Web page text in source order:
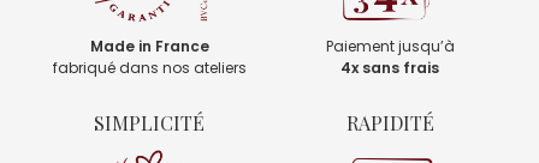
Made in France
fabriqué dans nos ateliers
Paiement jusqu’à
4x sans frais
SIMPLICITÉ RAPIDITÉ